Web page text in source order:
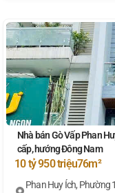
Nhà bán Gò Vấp Phan
cấp, hướng Đông Nam
10 tỷ 950 triệu76m²
Phan Huy Ích, Phường